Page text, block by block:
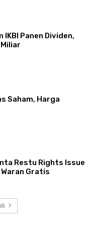
IKBI Panen Dividen,
Saham, Harga
Restu Rights Issue
Gratis